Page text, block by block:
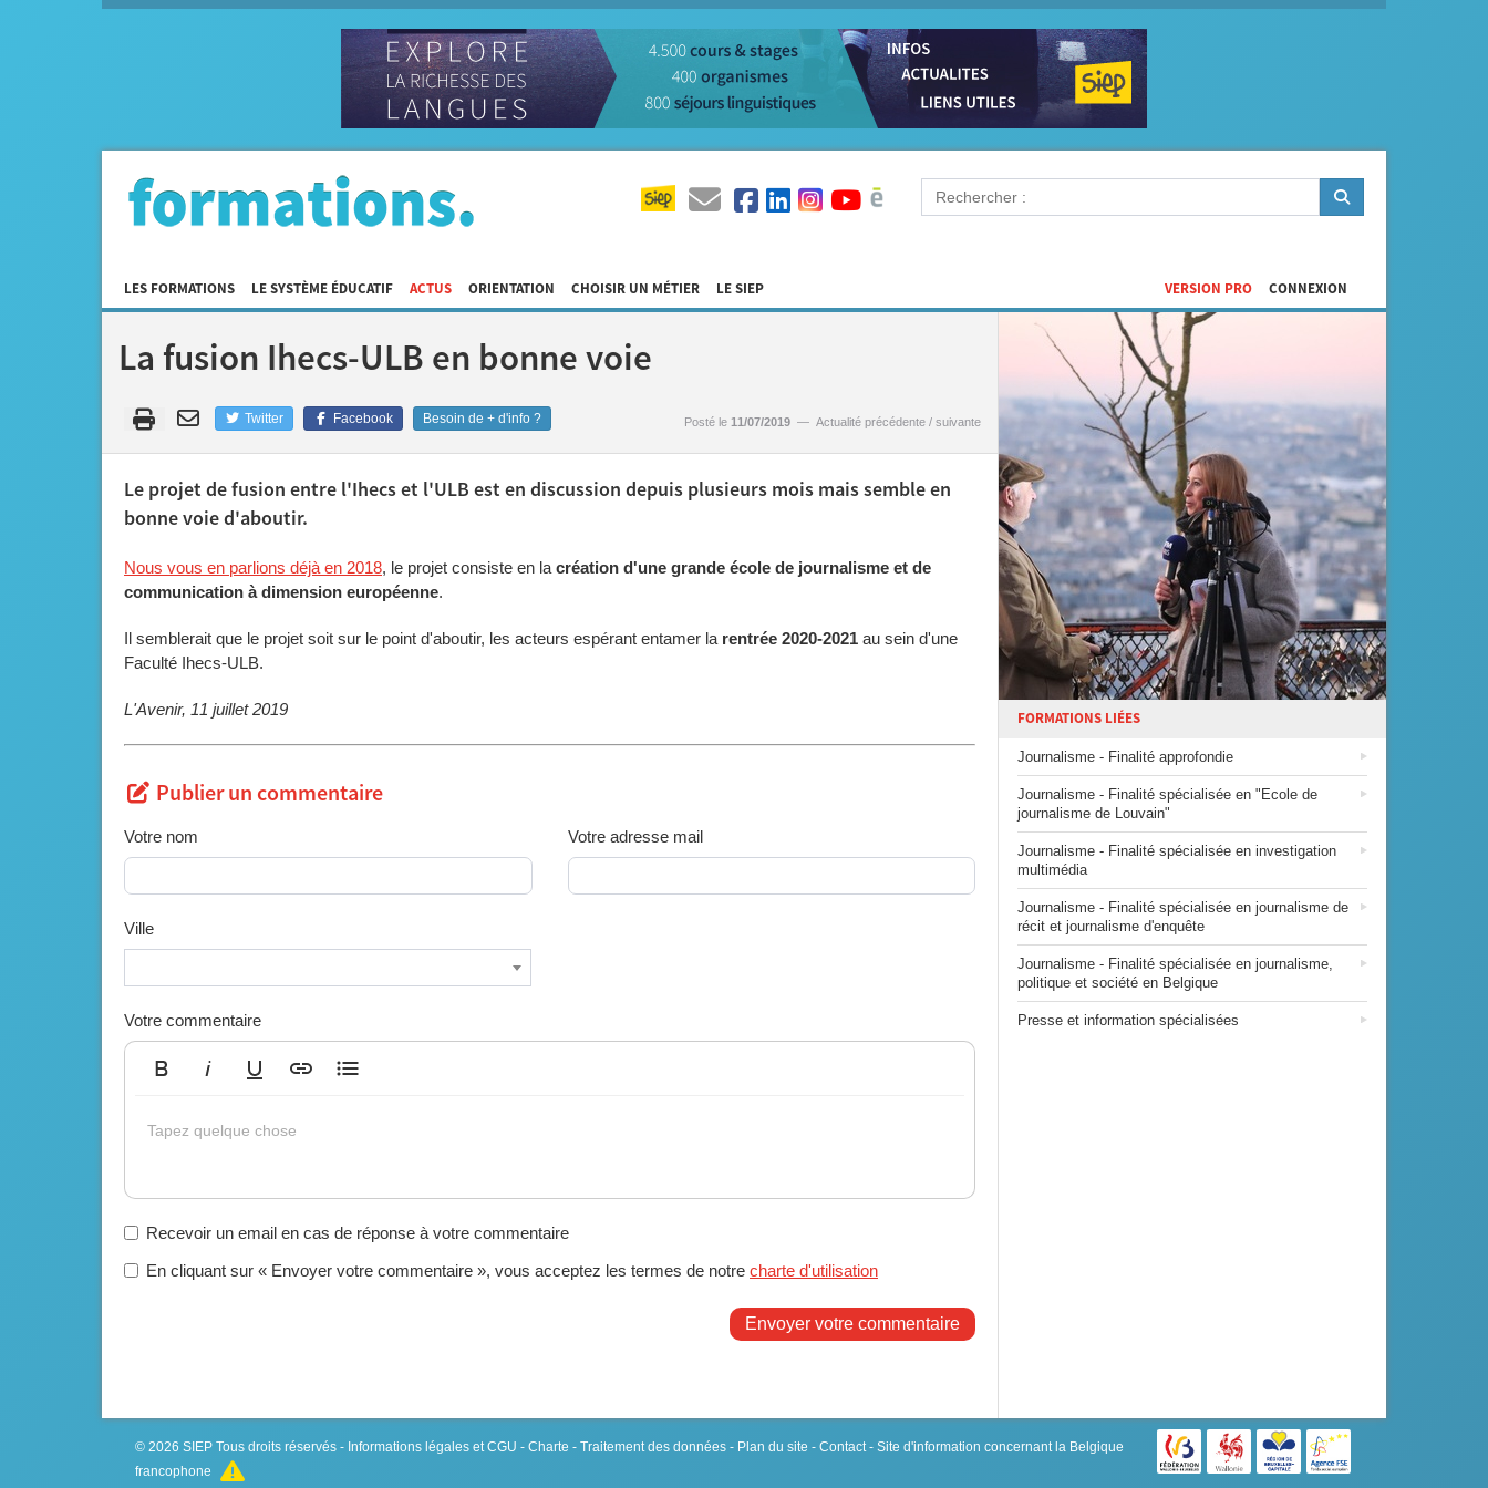
LES FORMATIONS LE SYSTÈME ÉDUCATIF ACTUS ORIENTATION CHOISIR UN MÉTIER LE SIEP CONNEXION
VERSION PRO
La fusion Ihecs-ULB en bonne voie
Twitter Facebook Besoin de + d'info ? Posté le 11/07/2019 — Actualité précédente / suivante
Le projet de fusion entre l'Ihecs et l'ULB est en discussion depuis plusieurs mois mais semble en
bonne voie d'aboutir.
Nous vous en parlions déjà en 2018, le projet consiste en la création d'une grande école de journalisme et de
communication à dimension européenne.
Il semblerait que le projet soit sur le point d'aboutir, les acteurs espérant entamer la rentrée 2020-2021 au sein d'une
Faculté Ihecs-ULB.
L'Avenir, 11 juillet 2019
Publier un commentaire
Votre nom Votre adresse mail
Ville
Votre commentaire
Tapez quelque chose
Recevoir un email en cas de réponse à votre commentaire
En cliquant sur « Envoyer votre commentaire », vous acceptez les termes de notre charte d'utilisation
Envoyer votre commentaire
FORMATIONS LIÉES
Journalisme - Finalité approfondie
Journalisme - Finalité spécialisée en "Ecole de
journalisme de Louvain"
Journalisme - Finalité spécialisée en investigation
multimédia
Journalisme - Finalité spécialisée en journalisme de
récit et journalisme d'enquête
Journalisme - Finalité spécialisée en journalisme,
politique et société en Belgique
Presse et information spécialisées
© 2026 SIEP Tous droits réservés - Informations légales et CGU - Charte - Traitement des données - Plan du site - Contact- Site d'information concernant la Belgique
francophone